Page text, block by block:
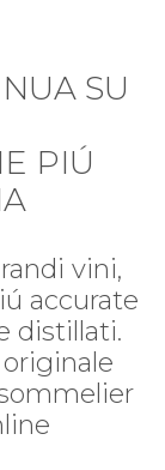
SU
PIÚ
vini,
accurate
distillati.